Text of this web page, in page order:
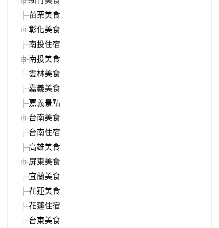
苗栗美食
彰化美食
南投住宿
南投美食
雲林美食
嘉義美食
嘉義景點
台南美食
台南住宿
高雄美食
屏東美食
宜蘭美食
花蓮美食
花蓮住宿
台東美食